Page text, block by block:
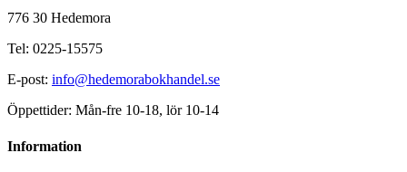
776 30 Hedemora
Tel: 0225-15575
E-post: info@hedemorabokhandel.se
Öppettider: Mån-fre 10-18, lör 10-14
Information